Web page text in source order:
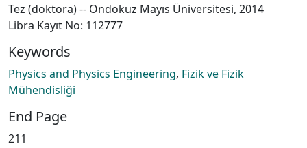
Tez (doktora) -- Ondokuz Mayıs Üniversitesi, 2014
Libra Kayıt No: 112777
Keywords
Physics and Physics Engineering, Fizik ve Fizik
Mühendisliği
End Page
211